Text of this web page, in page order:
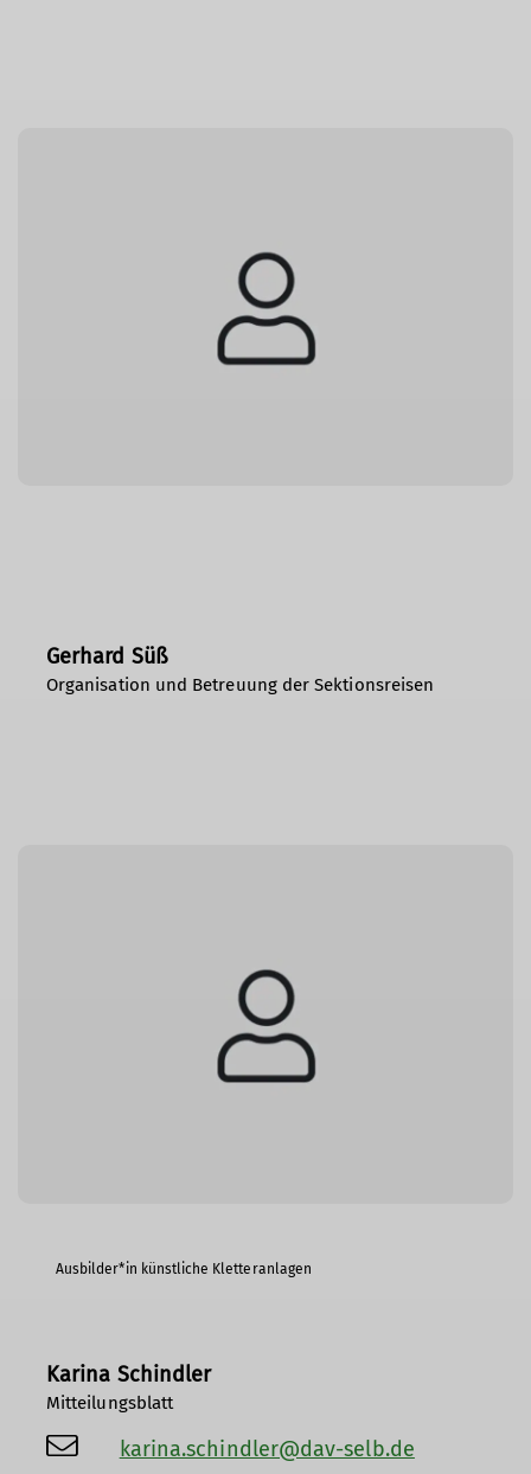
Gerhard Süß
Organisation und Betreuung der Sektionsreisen
Ausbilder*in künstliche Kletteranlagen
Karina Schindler
Mitteilungsblatt
karina.schindler@dav-selb.de